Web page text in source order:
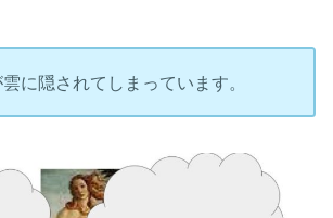
に隠されてしまっています。